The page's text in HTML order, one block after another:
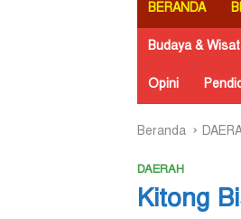
BERANDA
Budaya &
Opini
Beranda
DAERAH
Kitong